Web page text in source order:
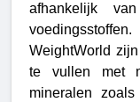
afhankelijk
WeightWorld
te vullen met
mineralen